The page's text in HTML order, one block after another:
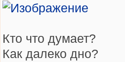
Кто что думает?
Как далеко дно?